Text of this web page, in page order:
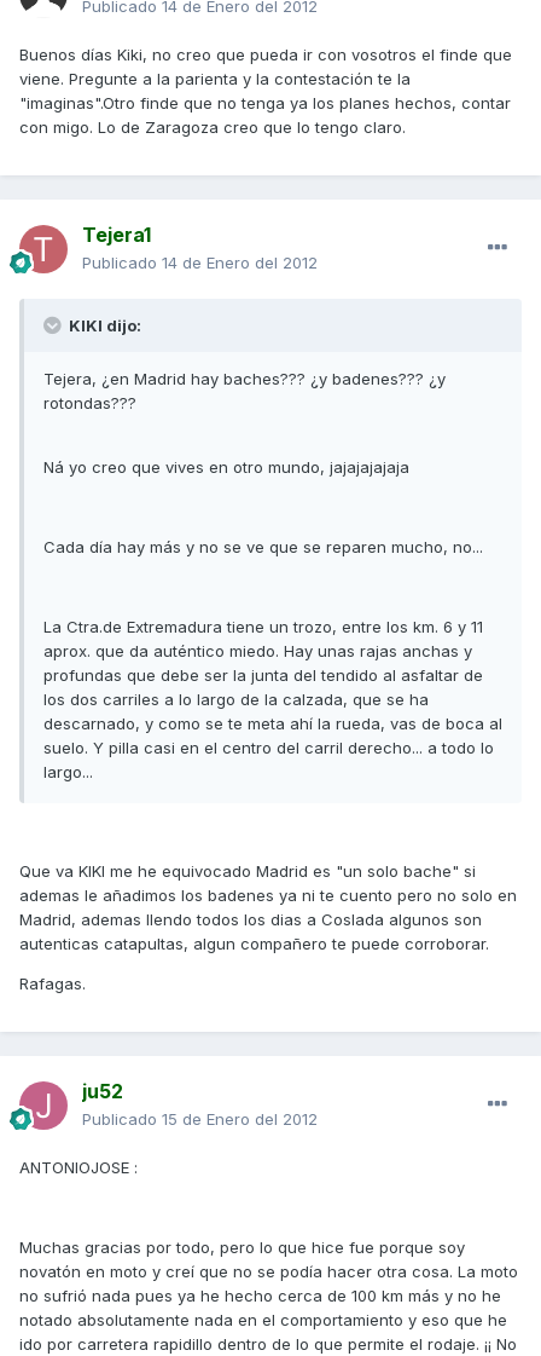
Publicado 14 de Enero del 2012
Buenos días Kiki, no creo que pueda ir con vosotros el finde que
viene. Pregunte a la parienta y la contestación te la
"imaginas".Otro finde que no tenga ya los planes hechos, contar
con migo. Lo de Zaragoza creo que lo tengo claro.
Tejera1
Publicado 14 de Enero del 2012
KIKI dijo:
Tejera, ¿en Madrid hay baches??? ¿y badenes??? ¿y
rotondas???
Ná yo creo que vives en otro mundo, jajajajajaja
Cada día hay más y no se ve que se reparen mucho, no...
La Ctra.de Extremadura tiene un trozo, entre los km. 6 y 11
aprox. que da auténtico miedo. Hay unas rajas anchas y
profundas que debe ser la junta del tendido al asfaltar de
los dos carriles a lo largo de la calzada, que se ha
descarnado, y como se te meta ahí la rueda, vas de boca al
suelo. Y pilla casi en el centro del carril derecho... a todo lo
largo...
Que va KIKI me he equivocado Madrid es "un solo bache" si
ademas le añadimos los badenes ya ni te cuento pero no solo en
Madrid, ademas llendo todos los dias a Coslada algunos son
autenticas catapultas, algun compañero te puede corroborar.
Rafagas.
ju52
Publicado 15 de Enero del 2012
ANTONIOJOSE :
Muchas gracias por todo, pero lo que hice fue porque soy
novatón en moto y creí que no se podía hacer otra cosa. La moto
no sufrió nada pues ya he hecho cerca de 100 km más y no he
notado absolutamente nada en el comportamiento y eso que he
ido por carretera rapidillo dentro de lo que permite el rodaje. ¡¡ No